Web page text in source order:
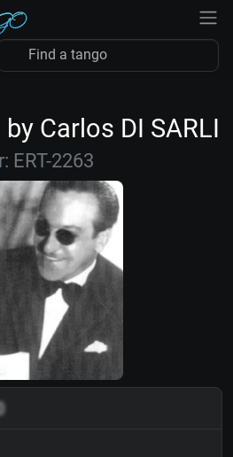
Carlos DI SARLI
ERT-2263